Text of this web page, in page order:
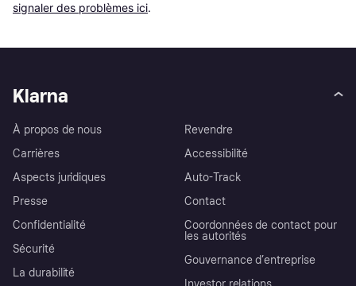
signaler des problèmes ici.
Klarna
À propos de nous
Carrières
Aspects juridiques
Presse
Confidentialité
Sécurité
La durabilité
Revendre
Accessibilité
Auto-Track
Contact
Coordonnées de contact pour
les autorités
Gouvernance d’entreprise